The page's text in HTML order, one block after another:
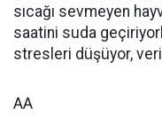
sıcağı sevmeyen
saatini suda
stresleri düşüyor,
AA